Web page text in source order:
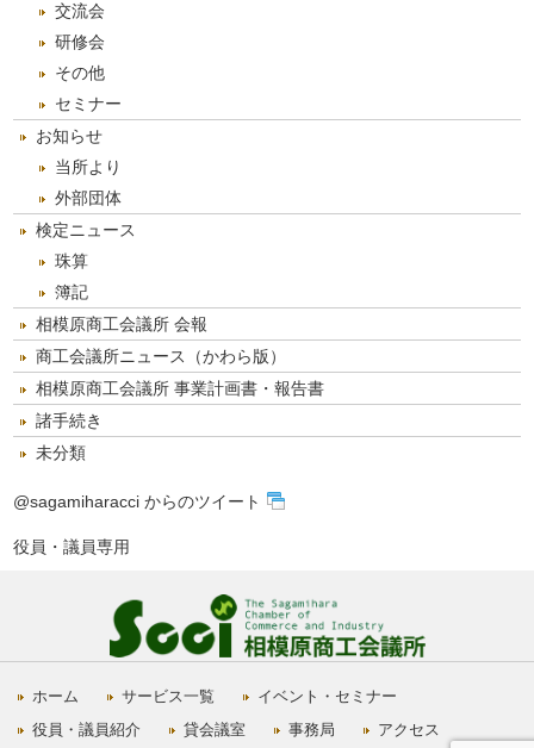
交流会
研修会
その他
セミナー
お知らせ
当所より
外部団体
検定ニュース
珠算
簿記
相模原商工会議所 会報
商工会議所ニュース（かわら版）
相模原商工会議所 事業計画書・報告書
諸手続き
未分類
@sagamiharacci からのツイート
役員・議員専用
ホーム サービス一覧
イベント・セミナー
役員・議員紹介
貸会議室 事務局 アクセス